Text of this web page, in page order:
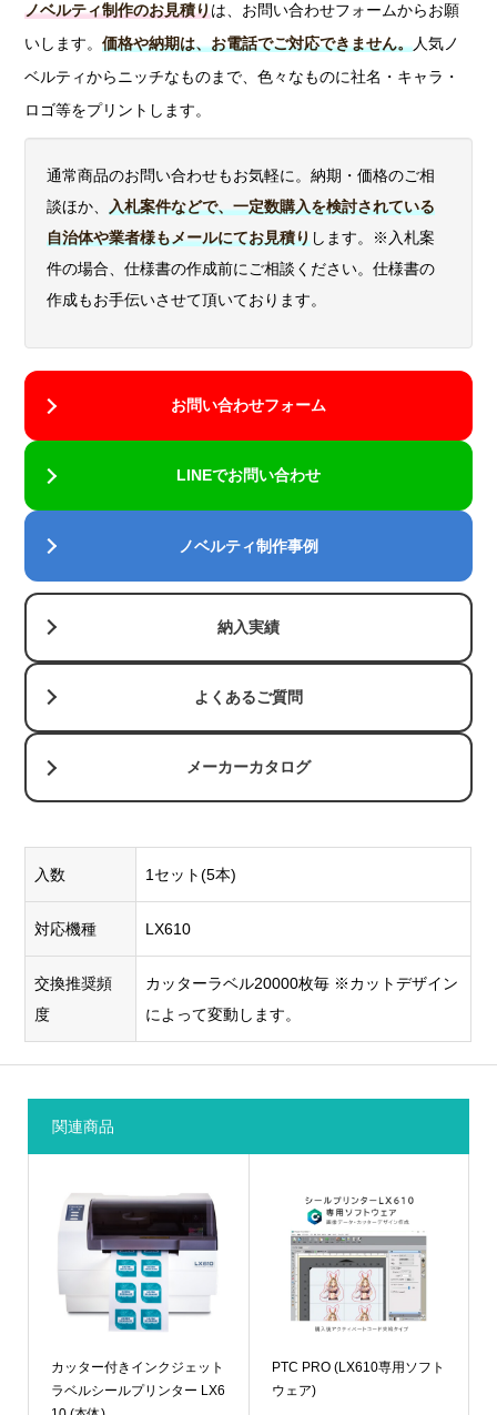
ノベルティ制作のお見積り は、お問い合わせフォームからお願
いします。価格や納期は、お電話でご対応できません。人気ノ
ベルティからニッチなものまで、色々なものに社名・キャラ・
ロゴ等をプリントします。
通常商品のお問い合わせもお気軽に。納期・価格のご相
談ほか、入札案件などで、一定数購入を検討されている
自治体や業者様もメールにてお見積りします。※入札案
件の場合、仕様書の作成前にご相談ください。仕様書の
作成もお手伝いさせて頂いております。
お問い合わせフォーム
LINEでお問い合わせ
ノベルティ制作事例
納入実績
よくあるご質問
メーカーカタログ
入数 1セット(5本)
対応機種 LX610
交換推奨頻
度
カッターラベル20000枚毎 ※カットデザイン
によって変動します。
関連商品
カッター付きインクジェット
ラベルシールプリンター LX6
PTC PRO (LX610専用ソフト
ウェア)